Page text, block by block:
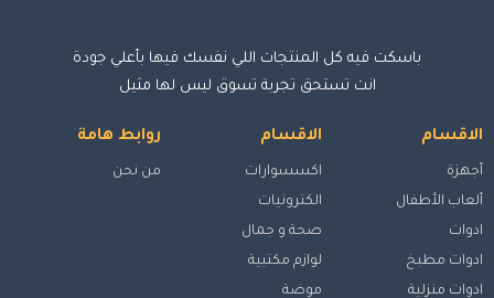
باسكت فيه كل المنتجات اللي نفسك فيها بأعلي جودة
انت تستحق تجربة تسوق ليس لها مثيل
الاقسام
أجهزة
ألعاب الأطفال
ادوات
ادوات مطبخ
ادوات منزلية
الاقسام
اكسسوارات
الكترونيات
صحة و جمال
لوازم مكتبية
موضة
روابط هامة
من نحن